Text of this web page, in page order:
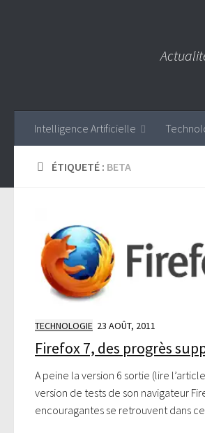
Intelligence Artificielle
ÉTIQUETÉ : BETA
TECHNOLOGIE 23 AOÛT, 2011
Firefox 7, des progrès
A peine la version 6 sortie (lire
version de tests de son navigateur
encouragantes se retrouvent dans